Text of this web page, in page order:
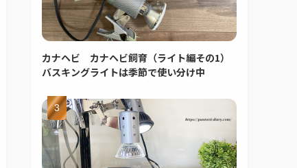
カナヘビ カナヘビ飼育（ライト編その1）
バスキングライトは季節で使い分け中